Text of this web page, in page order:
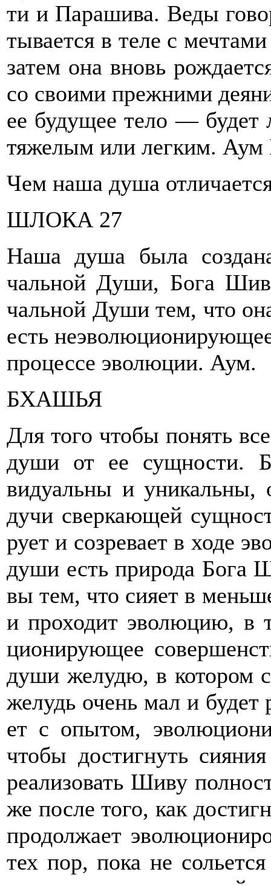
ти и Парашива. Веды
тывается в теле с
затем она вновь
со своими прежними
ее будущее тело —
тяжелым или легким.
Чем наша душа
ШЛОКА 27
Наша душа была
чальной Души, Бога
чальной Души тем, что
есть
процессе эволюции. Аум.
БХАШЬЯ
Для того чтобы понять
души от ее сущности.
видуальны и уникальны,
дучи сверкающей
рует и созревает в ходе
души есть природа Бога
вы тем, что сияет в
и проходит эволюцию, в
ционирующее
души желудю, в котором
желудь очень мал и будет
ет с опытом,
чтобы достигнуть
реализовать Шиву
же после того, как
продолжает
тех пор, пока не